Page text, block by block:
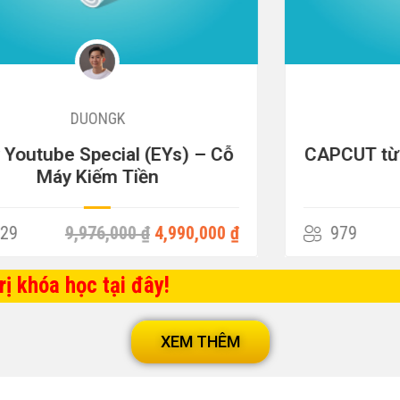
CAPCUT từ A – Z (Đang cập nhật)
979 3,000,000 ₫ 779,000 ₫
khóa học tại đây!
XEM THÊM